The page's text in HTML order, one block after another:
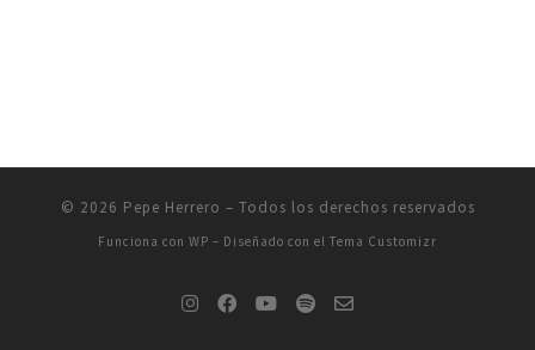
© 2026 Pepe Herrero – Todos los derechos reservados
Funciona con WP – Diseñado con el Tema Customizr